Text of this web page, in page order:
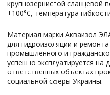
крупнозернистой сланцевой
+100°С, температура
Материал марки Акваизол
для гидроизоляции и
промышленного и
успешно эксплуатируется на
ответственных объектах
социальной сферы Украины.